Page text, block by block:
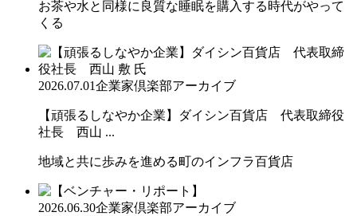
お茶や水と同様に良質な睡眠を購入する時代がやって
くる
2026.07.01企業家倶楽部アーカイブ
【頑張るしなやか企業】ダイシン百貨店 代表取締役
社長 西山 ...
地域と共に歩みを進める町のインフラ百貨店
2026.06.30企業家倶楽部アーカイブ